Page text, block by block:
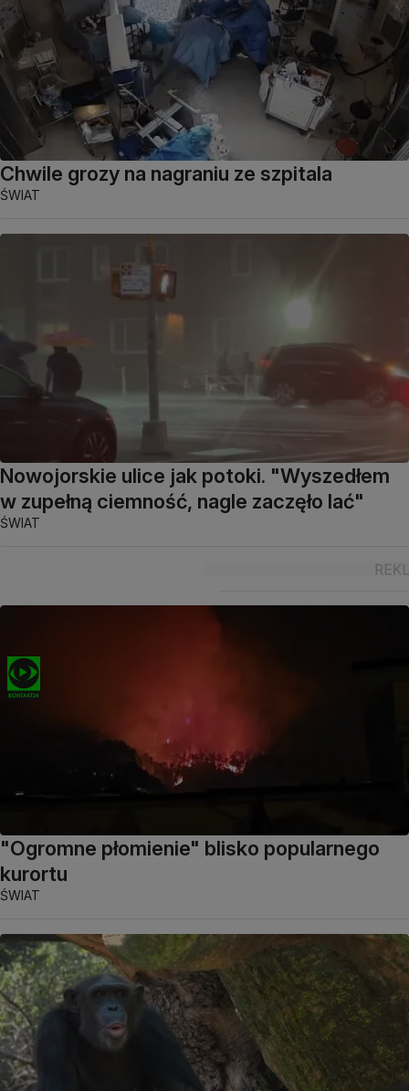
Chwile grozy na nagraniu ze szpitala
ŚWIAT
Nowojorskie ulice jak potoki. "Wyszedłem
w zupełną ciemność, nagle zaczęło lać"
ŚWIAT
"Ogromne płomienie" blisko popularnego
kurortu
ŚWIAT